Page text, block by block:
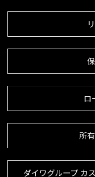
ロ
所
ダイワグループ カ